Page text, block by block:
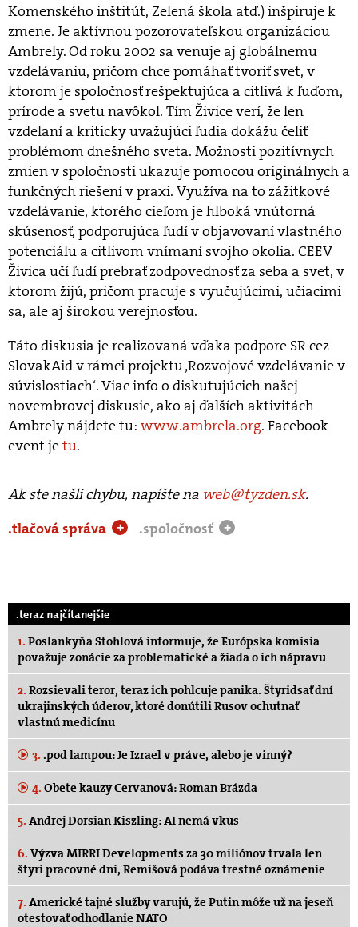
Komenského inštitút, Zelená škola atď.) inšpiruje k
zmene. Je aktívnou pozorovateľskou organizáciou
Ambrely. Od roku 2002 sa venuje aj globálnemu
vzdelávaniu, pričom chce pomáhať tvoriť svet, v
ktorom je spoločnosť rešpektujúca a citlivá k ľuďom,
prírode a svetu navôkol. Tím Živice verí, že len
vzdelaní a kriticky uvažujúci ľudia dokážu čeliť
problémom dnešného sveta. Možnosti pozitívnych
zmien v spoločnosti ukazuje pomocou originálnych a
funkčných riešení v praxi. Využíva na to zážitkové
vzdelávanie, ktorého cieľom je hlboká vnútorná
skúsenosť, podporujúca ľudí v objavovaní vlastného
potenciálu a citlivom vnímaní svojho okolia. CEEV
Živica učí ľudí prebrať zodpovednosť za seba a svet, v
ktorom žijú, pričom pracuje s vyučujúcimi, učiacimi
sa, ale aj širokou verejnosťou.
Táto diskusia je realizovaná vďaka podpore SR cez
SlovakAid v rámci projektu ‚Rozvojové vzdelávanie v
súvislostiach‘. Viac info o diskutujúcich našej
novembrovej diskusie, ako aj ďalších aktivitách
Ambrely nájdete tu: www.ambrela.org. Facebook
event jetu.
Ak ste našli chybu, napíšte na web@tyzden.sk.
.tlačová správa
+ .spoločnosť +
.teraz najčítanejšie
1. Poslankyňa Stohlová informuje, že Európska komisia
považuje zonácie za problematické a žiada o ich nápravu
2. Rozsievali teror, teraz ich pohlcuje panika. Štyridsať dní
ukrajinských úderov, ktoré donútili Rusov ochutnať
vlastnú medicínu
3. .pod lampou: Je Izrael v práve, alebo je vinný?
4. Obete kauzy Cervanová: Roman Brázda
5. Andrej Dorsian Kiszling: AI nemá vkus
6. Výzva MIRRI Developments za 30 miliónov trvala len
štyri pracovné dni, Remišová podáva trestné oznámenie
7. Americké tajné služby varujú, že Putin môže už na jeseň
otestovať odhodlanie NATO